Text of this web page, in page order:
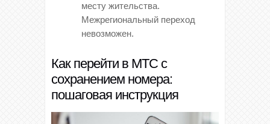
месту жительства.
Межрегиональный переход
невозможен.
Как перейти в МТС с
сохранением номера:
пошаговая инструкция